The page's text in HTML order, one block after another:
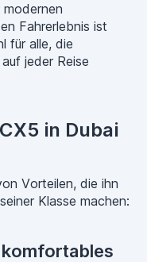
Fahrerlebnis ist
für alle, die
jeder Reise
in Dubai
Vorteilen, die ihn
Klasse machen: